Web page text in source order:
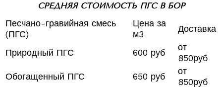
СРЕДНЯЯ СТОИМОСТЬ ПГС В БОР
Песчано-гравийная смесь
(ПГС)
Цена за
м3
Доставка
Природный ПГС 600 руб
от
850руб
Обогащенный ПГС
650 руб
от
850руб